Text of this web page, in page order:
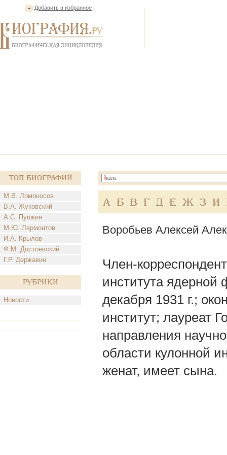
Добавить в избранное
Топ Биографий
М.В. Ломоносов
В.А. Жуковский
А.С. Пушкин
М.Ю. Лермонтов
И.А. Крылов
Ф.М. Достоевский
Г.Р. Державин
Рубрики
Новости
А Б В Г Д Е Ж З И
Воробьев Алексей
Член-
института
декабря 1931 г.;
институт; лауреат
направления
области кулонной
женат, имеет сына.